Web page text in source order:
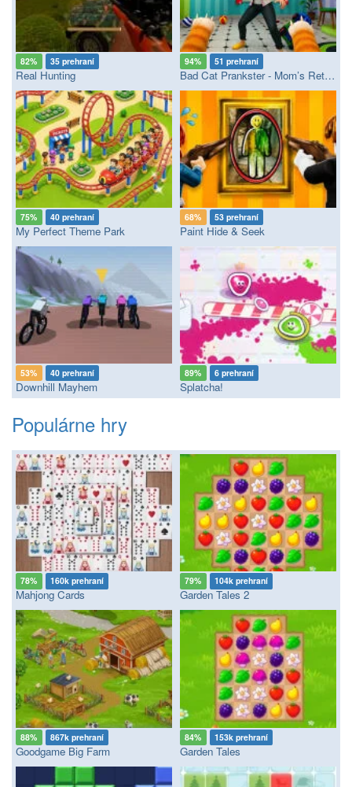
82% 35 prehraní
Real Hunting
94% 51 prehraní
Bad Cat Prankster - Mom’s Return
75% 40 prehraní
My Perfect Theme Park
68% 53 prehraní
Paint Hide & Seek
53% 40 prehraní
Downhill Mayhem
89% 6 prehraní
Splatcha!
Populárne hry
78% 160k prehraní
Mahjong Cards
79% 104k prehraní
Garden Tales 2
88% 867k prehraní
Goodgame Big Farm
84% 153k prehraní
Garden Tales